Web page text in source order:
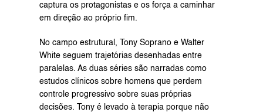
captura os protagonistas e os força a caminhar
em direção ao próprio fim.
No campo estrutural, Tony Soprano e Walter
White seguem trajetórias desenhadas entre
paralelas. As duas séries são narradas como
estudos clínicos sobre homens que perdem
controle progressivo sobre suas próprias
decisões. Tony é levado à terapia porque não